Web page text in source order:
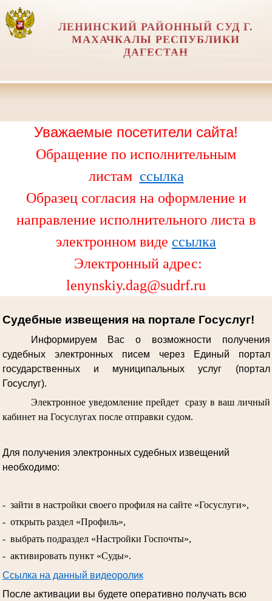
ЛЕНИНСКИЙ РАЙОННЫЙ СУД Г.
МАХАЧКАЛЫ РЕСПУБЛИКИ
ДАГЕСТАН
Уважаемые посетители сайта!
Обращение по исполнительным
листам ссылка
Образец согласия на оформление и
направление исполнительного листа в
электронном виде ссылка
Электронный адрес:
lenynskiy.dag@sudrf.ru
Судебные извещения на портале Госуслуг!
Информируем Вас о возможности получения
судебных электронных писем через Единый портал
государственных и муниципальных услуг (портал
Госуслуг).
Электронное уведомление прейдет сразу в ваш личный
кабинет на Госуслугах после отправки судом.
Для получения электронных судебных извещений
необходимо:
- зайти в настройки своего профиля на сайте «Госуслуги»,
- открыть раздел «Профиль»,
- выбрать подраздел «Настройки Госпочты»,
- активировать пункт «Суды».
Ссылка на данный видеоролик
После активации вы будете оперативно получать всю